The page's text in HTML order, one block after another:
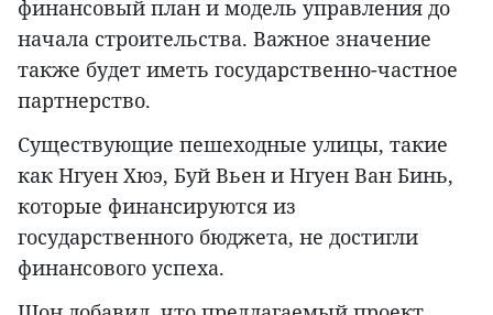
финансовый план и модель управления до
начала строительства. Важное значение
также будет иметь государственно-частное
партнерство.
Существующие пешеходные улицы, такие
как Нгуен Хюэ, Буй Вьен и Нгуен Ван Бинь,
которые финансируются из
государственного бюджета, не достигли
финансового успеха.